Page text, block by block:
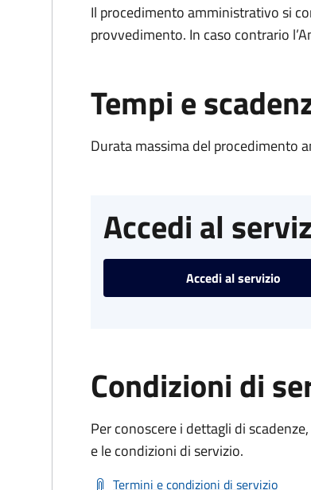
Il procedimento amministrativo si
provvedimento. In caso contrario
Tempi e
Durata massima del procedimento
Accedi al
Accedi al servizio
Condizioni di
Per conoscere i dettagli di
e le condizioni di servizio.
Termini e condizioni di servizio